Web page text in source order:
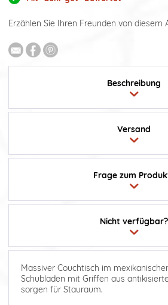
Erzählen Sie Ihren Freunden von diesem
Beschreibung
Frage zum
Versand
Nicht verfügbar?
Massiver Couchtisch im
Schubladen mit Griffen aus
sorgen für Stauraum.